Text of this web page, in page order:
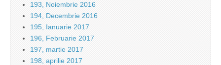
193, Noiembrie 2016
194, Decembrie 2016
195, Ianuarie 2017
196, Februarie 2017
197, martie 2017
198, aprilie 2017